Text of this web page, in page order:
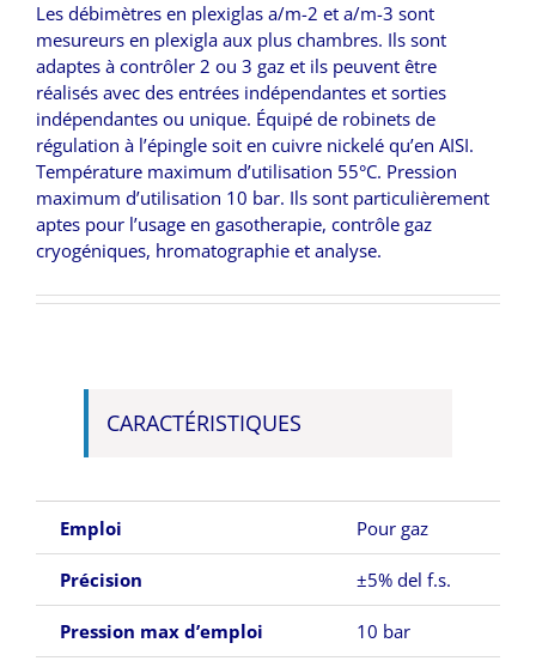
Les débimètres en plexiglas a/m-2 et a/m-3 sont
mesureurs en plexigla aux plus chambres. Ils sont
adaptes à contrôler 2 ou 3 gaz et ils peuvent être
réalisés avec des entrées indépendantes et sorties
indépendantes ou unique. Équipé de robinets de
régulation à l’épingle soit en cuivre nickelé qu’en AISI.
Température maximum d’utilisation 55°C. Pression
maximum d’utilisation 10 bar. Ils sont particulièrement
aptes pour l’usage en gasotherapie, contrôle gaz
cryogéniques, hromatographie et analyse.
CARACTÉRISTIQUES
Emploi Pour gaz
Précision ±5% del f.s.
Pression max d’emploi 10 bar